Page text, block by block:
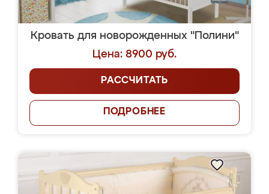
Кровать для новорожденных "Полини"
Цена: 8900 руб.
РАССЧИТАТЬ
ПОДРОБНЕЕ